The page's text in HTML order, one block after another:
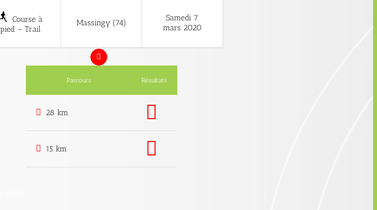
Course à
pied – Trail
Massingy (74)
Samedi 7
mars 2020
Parcours Résultats
28 km
15 km